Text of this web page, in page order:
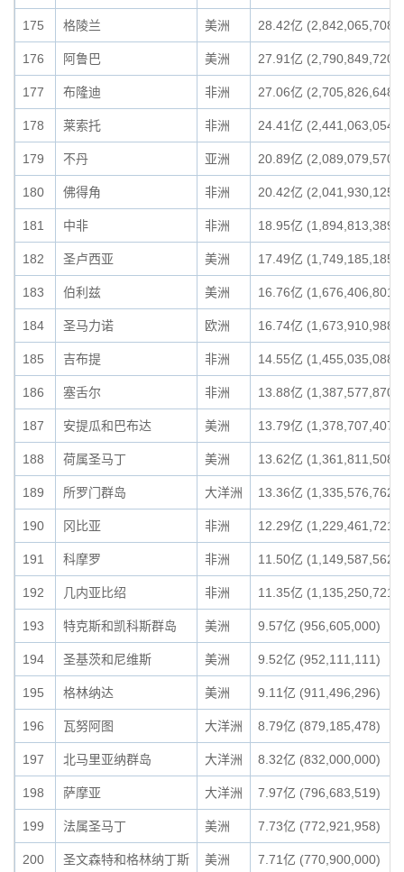
175 格陵兰 美洲 28.42亿 (2,842,065,708)
176 阿鲁巴 美洲 27.91亿 (2,790,849,720)
177 布隆迪 非洲 27.06亿 (2,705,826,648)
178 莱索托 非洲 24.41亿 (2,441,063,054)
179 不丹 亚洲 20.89亿 (2,089,079,570)
180 佛得角 非洲 20.42亿 (2,041,930,125)
181 中非 非洲 18.95亿 (1,894,813,389)
182 圣卢西亚 美洲 17.49亿 (1,749,185,185)
183 伯利兹 美洲 16.76亿 (1,676,406,801)
184 圣马力诺 欧洲 16.74亿 (1,673,910,988)
185 吉布提 非洲 14.55亿 (1,455,035,088)
186 塞舌尔 非洲 13.88亿 (1,387,577,870)
187 安提瓜和巴布达 美洲 13.79亿 (1,378,707,407)
188 荷属圣马丁 美洲 13.62亿 (1,361,811,508)
189 所罗门群岛 大洋洲 13.36亿 (1,335,576,762)
190 冈比亚 非洲 12.29亿 (1,229,461,721)
191 科摩罗 非洲 11.50亿 (1,149,587,562)
192 几内亚比绍 非洲 11.35亿 (1,135,250,721)
193 特克斯和凯科斯群岛 美洲 9.57亿 (956,605,000)
194 圣基茨和尼维斯 美洲 9.52亿 (952,111,111)
195 格林纳达 美洲 9.11亿 (911,496,296)
196 瓦努阿图 大洋洲 8.79亿 (879,185,478)
197 北马里亚纳群岛 大洋洲 8.32亿 (832,000,000)
198 萨摩亚 大洋洲 7.97亿 (796,683,519)
199 法属圣马丁 美洲 7.73亿 (772,921,958)
200 圣文森特和格林纳丁斯 美洲 7.71亿 (770,900,000)